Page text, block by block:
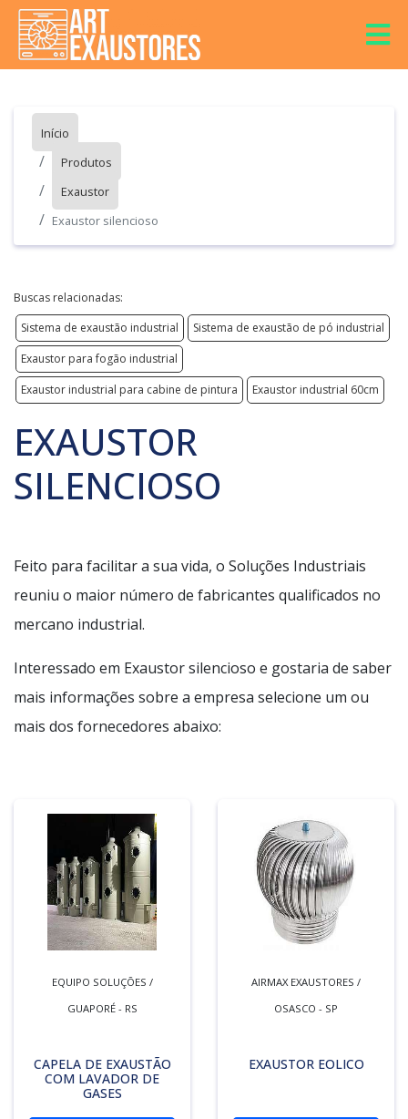
Início
Produtos
Exaustor
Exaustor silencioso
Buscas relacionadas:
Sistema de exaustão industrial
Sistema de exaustão de pó industrial
Exaustor para fogão industrial
Exaustor industrial para cabine de pintura
Exaustor industrial 60cm
EXAUSTOR
SILENCIOSO
Feito para facilitar a sua vida, o Soluções Industriais
reuniu o maior número de fabricantes qualificados no
mercano industrial.
Interessado em Exaustor silencioso e gostaria de saber
mais informações sobre a empresa selecione um ou
mais dos fornecedores abaixo:
EQUIPO SOLUÇÕES /
GUAPORÉ - RS
CAPELA DE EXAUSTÃO
COM LAVADOR DE
GASES
AIRMAX EXAUSTORES /
OSASCO - SP
EXAUSTOR EOLICO